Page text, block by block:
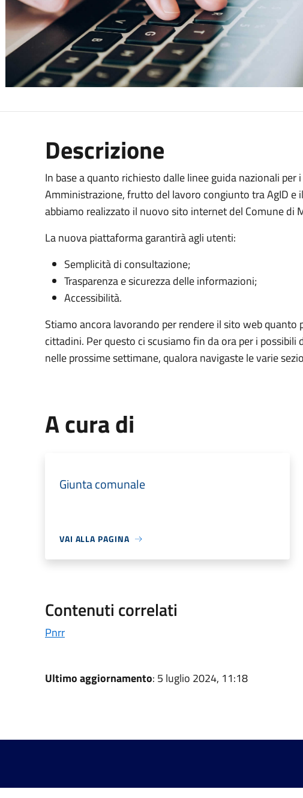
Descrizione
In base a quanto richiesto dalle linee guida nazionali per
Amministrazione, frutto del lavoro congiunto tra AgID e
abbiamo realizzato il nuovo sito internet del Comune di
La nuova piattaforma garantirà agli utenti:
Semplicità di consultazione;
Trasparenza e sicurezza delle informazioni;
Accessibilità.
Stiamo ancora lavorando per rendere il sito web
cittadini. Per questo ci scusiamo fin da ora per i
nelle prossime settimane, qualora navigaste le varie
A cura di
Giunta comunale
VAI ALLA PAGINA
Contenuti correlati
Pnrr
Ultimo aggiornamento: 5 luglio 2024, 11:18